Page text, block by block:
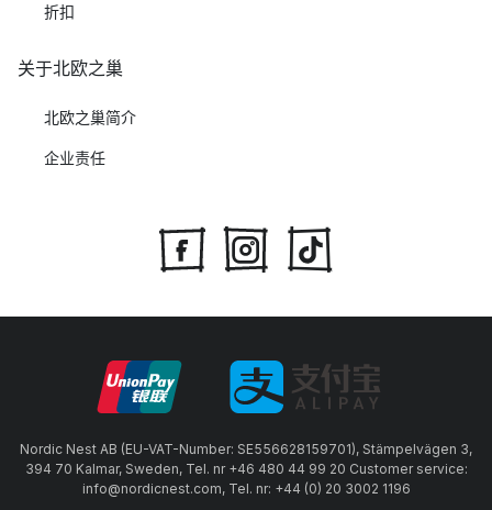
折扣
关于北欧之巢
北欧之巢简介
企业责任
Nordic Nest AB (EU-VAT-Number: SE556628159701), Stämpelvägen 3,
394 70 Kalmar, Sweden, Tel. nr +46 480 44 99 20 Customer service:
info@nordicnest.com, Tel. nr: +44 (0) 20 3002 1196